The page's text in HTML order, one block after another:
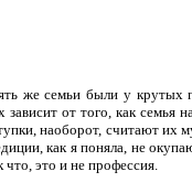
же семьи были у крутых
от того, как семья
наоборот, считают их
как я поняла, не
что, это и не профессия.